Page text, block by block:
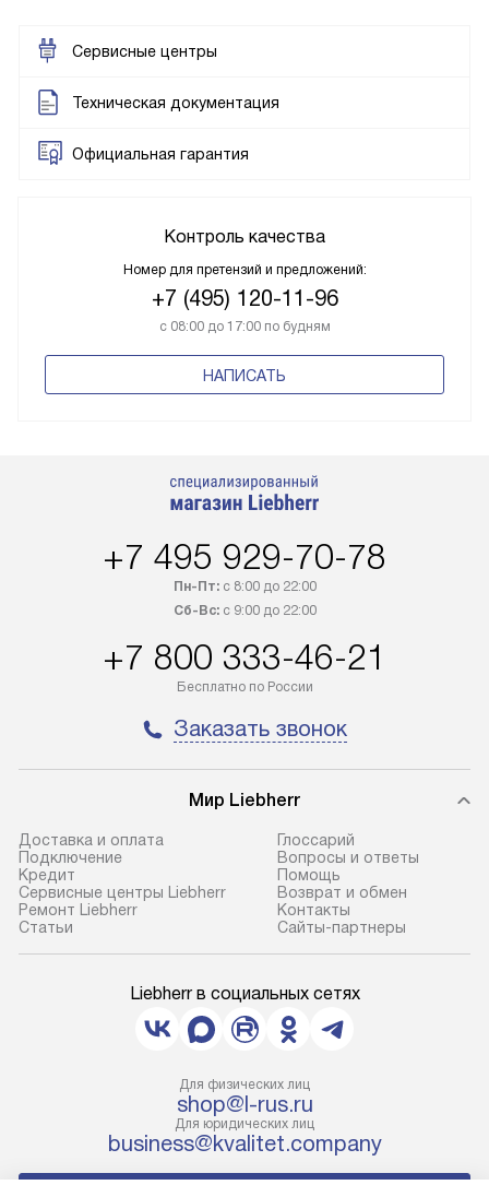
Сервисные центры
Техническая документация
Официальная гарантия
Контроль качества
Номер для претензий и предложений:
+7 (495) 120-11-96
с 08:00 до 17:00 по будням
НАПИСАТЬ
+7 495 929-70-78
Пн-Пт:с 8:00 до 22:00
Сб-Вс:с 9:00 до 22:00
+7 800 333-46-21
Бесплатно по России
Заказать звонок
Мир Liebherr
Доставка и оплата
Подключение
Кредит
Сервисные центры Liebherr
Ремонт Liebherr
Cтатьи
Глоссарий
Вопросы и ответы
Помощь
Возврат и обмен
Контакты
Сайты-партнеры
Liebherr в социальных сетях
Для физических лиц
shop@l-rus.ru
Для юридических лиц
business@kvalitet.company